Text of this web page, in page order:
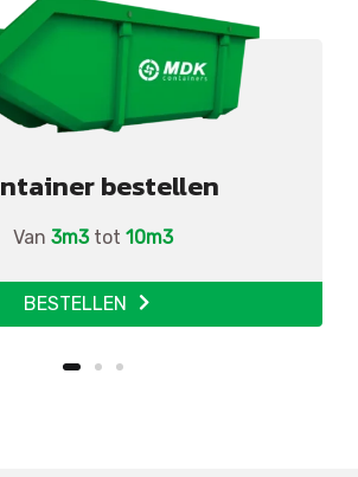
bestellen
Van 3m3 tot 10m3
BESTELLEN